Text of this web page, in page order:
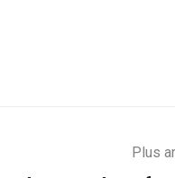
Plus